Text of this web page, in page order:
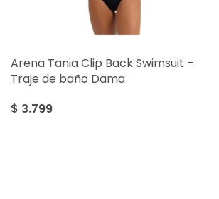
Arena Tania Clip Back Swimsuit –
Traje de baño Dama
$ 3.799